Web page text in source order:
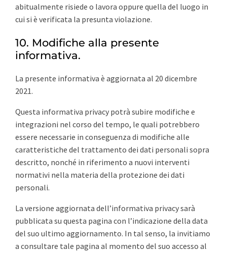
abitualmente risiede o lavora oppure quella del luogo in
cui si è verificata la presunta violazione.
10. Modifiche alla presente
informativa.
La presente informativa è aggiornata al 20 dicembre
2021.
Questa informativa privacy potrà subire modifiche e
integrazioni nel corso del tempo, le quali potrebbero
essere necessarie in conseguenza di modifiche alle
caratteristiche del trattamento dei dati personali sopra
descritto, nonché in riferimento a nuovi interventi
normativi nella materia della protezione dei dati
personali.
La versione aggiornata dell’informativa privacy sarà
pubblicata su questa pagina con l’indicazione della data
del suo ultimo aggiornamento. In tal senso, la invitiamo
a consultare tale pagina al momento del suo accesso al